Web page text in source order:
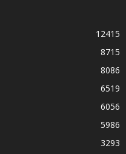
12415
8715
8086
6519
6056
5986
3293